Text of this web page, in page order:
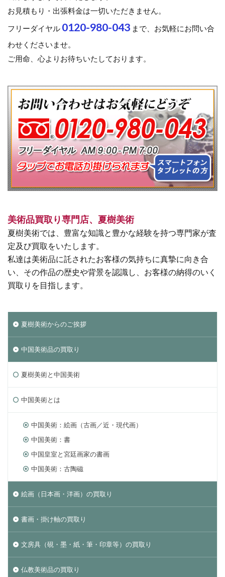
お見積もり・出張料金は一切いただきません。
フリーダイヤル 0120-980-043 まで、お気軽にお問い合
わせくださいませ。
ご用命、心よりお待ちいたしております。
美術品買取り専門店、夏樹美術
夏樹美術では、豊富な知識と豊かな経験を持つ専門家が査
定及び買取をいたします。
私達は美術品に託されたお客様の気持ちに真摯に向き合
い、その作品の歴史や背景を認識し、お客様の納得のいく
買取りを目指します。
夏樹美術からのご挨拶
中国美術品の買取り
夏樹美術と中国美術
中国美術とは
中国美術：絵画（古画／近・現代画）
中国美術：書
中国皇室と宮廷画家の書画
中国美術：古陶磁
絵画（日本画・洋画）の買取り
書画・掛け軸の買取り
文房具（硯・墨・紙・筆・印章等）の買取り
仏教美術品の買取り